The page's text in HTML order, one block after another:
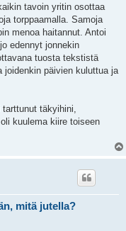
tavoin yritin osottaa
torppaamalla. Samoja
menoa haitannut. Antoi
edennyt jonnekin
tuosta tekstistä
joidenkin päivien kuluttua ja
täkyihini,
kuulema kiire toiseen
mitä jutella?